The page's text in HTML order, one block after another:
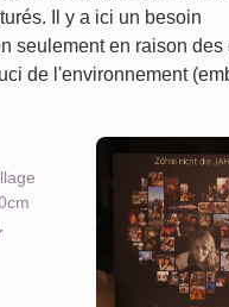
Il y a ici un besoin
seulement en raison des
de l'environnement